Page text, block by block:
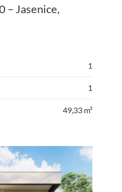
– Jasenice,
1
1
49,33 m²